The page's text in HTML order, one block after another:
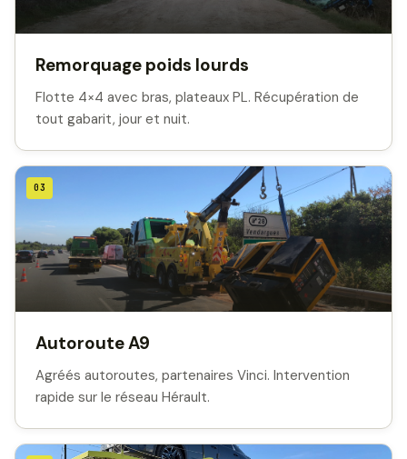
Remorquage poids lourds
Flotte 4×4 avec bras, plateaux PL. Récupération de
tout gabarit, jour et nuit.
03
Autoroute A9
Agréés autoroutes, partenaires Vinci. Intervention
rapide sur le réseau Hérault.